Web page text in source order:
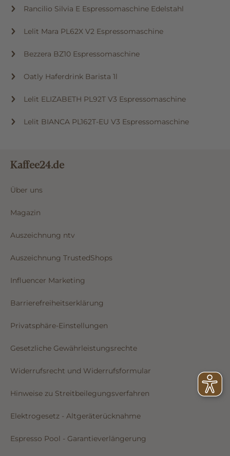
Rancilio Silvia E Espressomaschine Edelstahl
Lelit Mara PL62X V2 Espressomaschine
Bezzera BZ10 Espressomaschine
Oatly Haferdrink Barista 1l
Lelit ELIZABETH PL92T V3 Espressomaschine
Lelit BIANCA PL162T-EU V3 Espressomaschine
Kaffee24.de
Über uns
Magazin
Auszeichnung ntv
Auszeichnung TrustedShops
Influencer Marketing
Barrierefreiheitserklärung
Privatsphäre-Einstellungen
Gesetzliche Gewährleistungsrechte
Widerrufsrecht und Widerrufsformular
Hinweise zu Streitbeilegungsverfahren
Elektrogesetz - Altgeräterücknahme
Espresso Pool - Garantieverlängerung